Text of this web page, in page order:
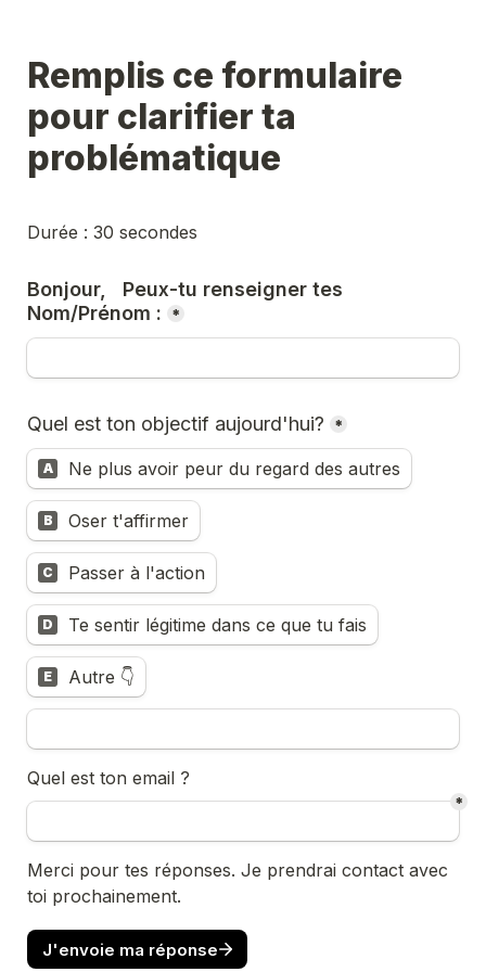
Remplis ce formulaire
pour clarifier ta
problématique
Durée : 30 secondes
Bonjour,   Peux-tu renseigner tes
Nom/Prénom :
*
Quel est ton objectif aujourd'hui? *
A Ne plus avoir peur du regard des autres
B Oser t'affirmer
C Passer à l'action
D Te sentir légitime dans ce que tu fais
E Autre 👇
Quel est ton email ?
*
Merci pour tes réponses. Je prendrai contact avec
toi prochainement.
J'envoie ma réponse